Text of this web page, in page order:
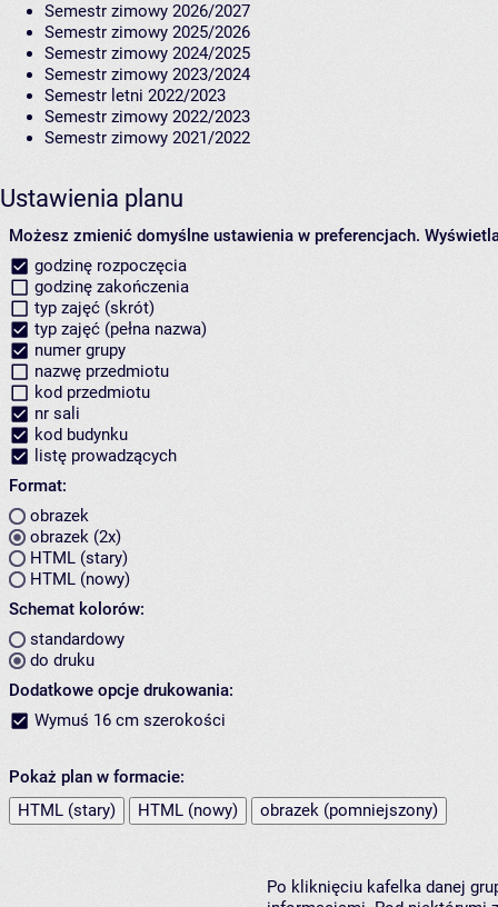
Semestr zimowy 2026/2027
Semestr zimowy 2025/2026
Semestr zimowy 2024/2025
Semestr zimowy 2023/2024
Semestr letni 2022/2023
Semestr zimowy 2022/2023
Semestr zimowy 2021/2022
Ustawienia planu
Możesz zmienić domyślne ustawienia w preferencjach.
godzinę rozpoczęcia
godzinę zakończenia
typ zajęć (skrót)
typ zajęć (pełna nazwa)
numer grupy
nazwę przedmiotu
kod przedmiotu
nr sali
kod budynku
listę prowadzących
Format:
obrazek
obrazek (2x)
HTML (stary)
HTML (nowy)
Schemat kolorów:
standardowy
do druku
Dodatkowe opcje drukowania:
Wymuś 16 cm szerokości
Pokaż plan w formacie:
HTML (stary)
HTML (nowy) obrazek (pomniejszony)
Po kliknięciu kafelka danej